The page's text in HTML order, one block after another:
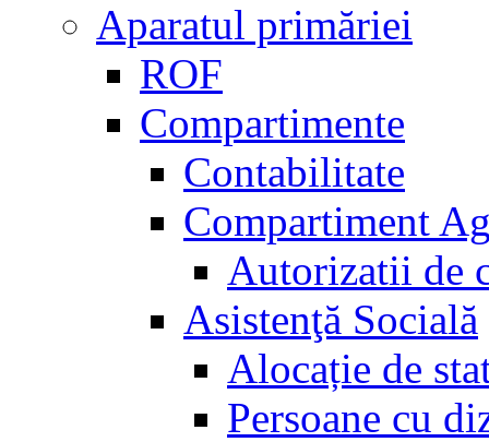
Aparatul primăriei
ROF
Compartimente
Contabilitate
Compartiment
Autorizatii de
Asistenţă Socială
Alocație de
Persoane cu